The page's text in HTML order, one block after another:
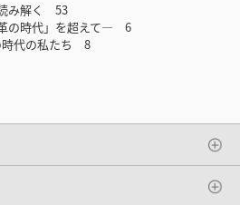
み解く 53
の時代」を超えて― 6
時代の私たち 8